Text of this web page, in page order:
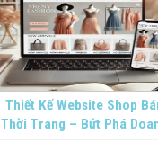
Thiết Kế Website Shop
Thời Trang – Bứt Phá